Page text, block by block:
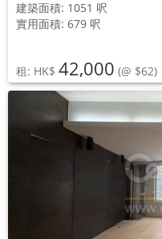
建築面積: 1051 呎
實用面積: 679 呎
租: HK$ 42,000 (@ $62)